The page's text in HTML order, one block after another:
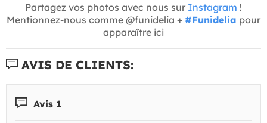
Partagez vos photos avec nous sur Instagram !
Mentionnez-nous comme @funidelia + #Funidelia pour
apparaître ici
AVIS DE CLIENTS:
Avis 1